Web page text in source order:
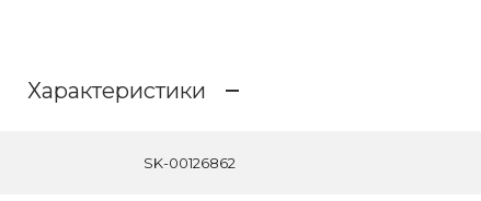
Характеристики
SK-00126862